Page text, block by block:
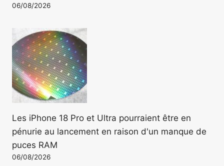
06/08/2026
Les iPhone 18 Pro et Ultra pourraient être en
pénurie au lancement en raison d'un manque de
puces RAM
06/08/2026